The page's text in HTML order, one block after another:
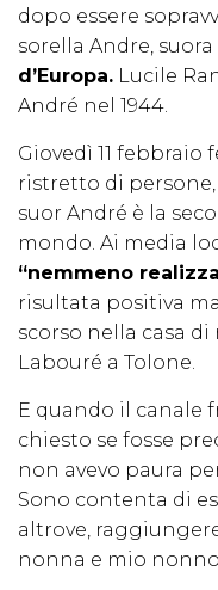
dopo essere
sorella Andre, suora
d’Europa. Lucile
André nel 1944.
Giovedì 11
ristretto di persone,
suor André è la
mondo. Ai media
“nemmeno
risultata positiva
scorso nella casa
Labouré a Tolone.
E quando il canale
chiesto se fosse
non avevo paura
Sono contenta di
altrove,
nonna e mio